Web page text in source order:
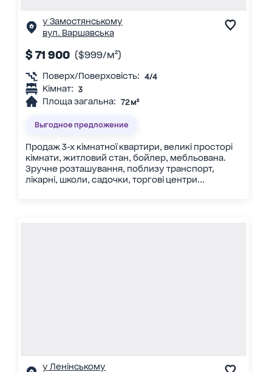
у Замостянському
вул. Варшавська
$ 71 900 ($999/м²)
Поверх/Поверховість: 4/4
Кімнат: 3
Площа загальна: 72 м²
Выгодное предложение
Продаж 3-х кімнатної квартири, великі просторі
кімнати, житловий стан, бойлер, мебльована.
Зручне розташування, поблизу транспорт,
лікарні, школи, садочки, торгові центри...
у Ленінському